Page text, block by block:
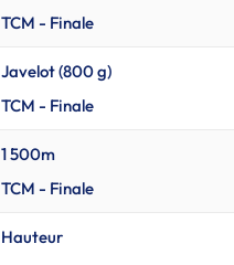
TCM - Finale
Javelot (800 g)
TCM - Finale
1 500m
TCM - Finale
Hauteur